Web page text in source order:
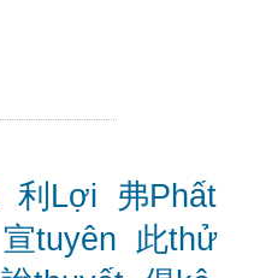
利Lợi
弗Phất
宣tuyên
此thử